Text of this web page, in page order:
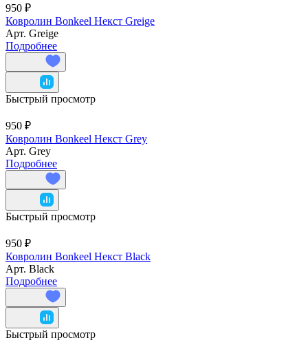
950 ₽
Ковролин Bonkeel Некст Greige
Арт. Greige
Подробнее
Быстрый просмотр
950 ₽
Ковролин Bonkeel Некст Grey
Арт. Grey
Подробнее
Быстрый просмотр
950 ₽
Ковролин Bonkeel Некст Black
Арт. Black
Подробнее
Быстрый просмотр